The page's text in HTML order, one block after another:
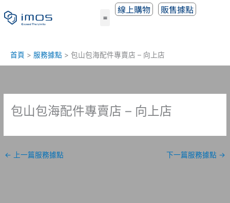
至
線上購物 販售據點
首頁 服務據點 包山包海配件專賣店 – 向上店
包山包海配件專賣店 – 向上店
← 上一篇服務據點 下一篇服務據點 →